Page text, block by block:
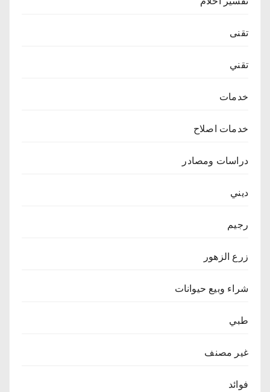
تقنى
تقني
خدمات
خدمات اصلاح
دراسات ومصادر
ديني
رجيم
زرع الزهور
شراء وبيع حيوانات
طبي
غير مصنف
فوائد